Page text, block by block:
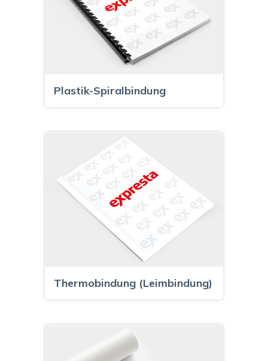
Plastik-Spiralbindung
Thermobindung (Leimbindung)